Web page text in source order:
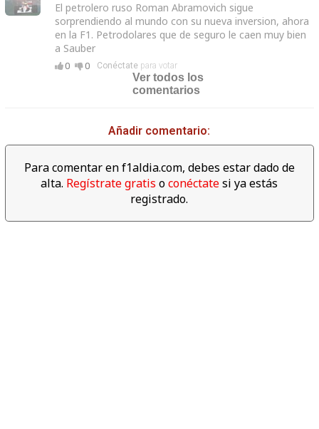
Alfa Romeo vuelve a la F1 de
la mano de Sauber F1 Team
Descubre los datos
espectaculares del año 2017
de F1
El petrolero ruso Roman Abramovich sigue
sorprendiendo al mundo con su nueva inversion, ahora
en la F1. Petrodolares que de seguro le caen muy bien
a Sauber
0 0 Conéctatepara votar
Ver todos los
comentarios
Añadir comentario:
Para comentar en f1aldia.com, debes estar dado de
alta. Regístrate gratis oconéctatesi ya estás
registrado.